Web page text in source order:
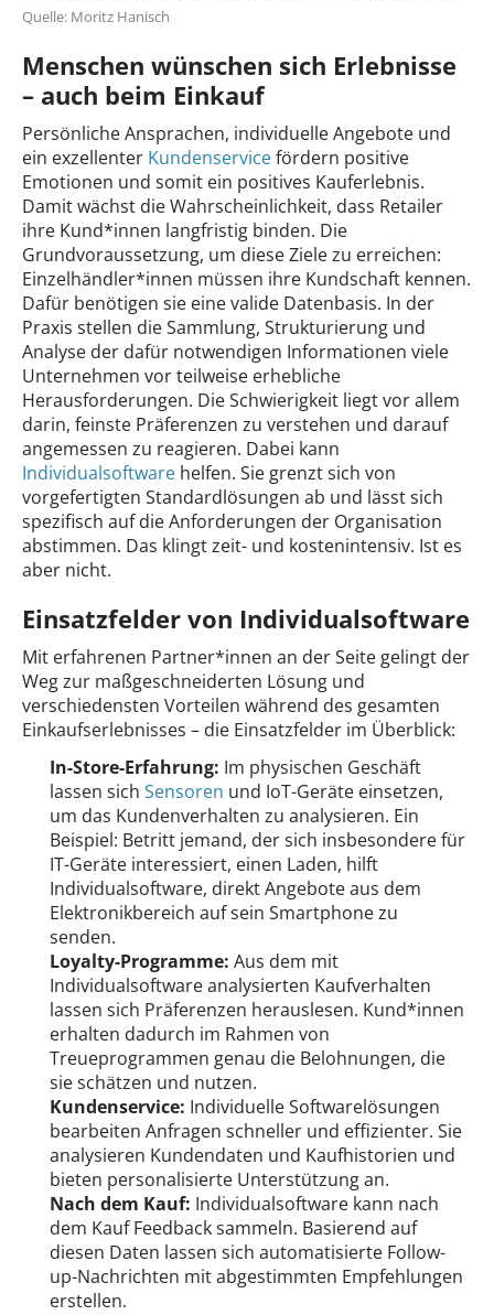
Quelle: Moritz Hanisch
Menschen wünschen sich Erlebnisse
– auch beim Einkauf
Persönliche Ansprachen, individuelle Angebote und
ein exzellenter Kundenservicefördern positive
Emotionen und somit ein positives Kauferlebnis.
Damit wächst die Wahrscheinlichkeit, dass Retailer
ihre Kund*innen langfristig binden. Die
Grundvoraussetzung, um diese Ziele zu erreichen:
Einzelhändler*innen müssen ihre Kundschaft kennen.
Dafür benötigen sie eine valide Datenbasis. In der
Praxis stellen die Sammlung, Strukturierung und
Analyse der dafür notwendigen Informationen viele
Unternehmen vor teilweise erhebliche
Herausforderungen. Die Schwierigkeit liegt vor allem
darin, feinste Präferenzen zu verstehen und darauf
angemessen zu reagieren. Dabei kann
Individualsoftware helfen. Sie grenzt sich von
vorgefertigten Standardlösungen ab und lässt sich
spezifisch auf die Anforderungen der Organisation
abstimmen. Das klingt zeit- und kostenintensiv. Ist es
aber nicht.
Einsatzfelder von Individualsoftware
Mit erfahrenen Partner*innen an der Seite gelingt der
Weg zur maßgeschneiderten Lösung und
verschiedensten Vorteilen während des gesamten
Einkaufserlebnisses – die Einsatzfelder im Überblick:
In-Store-Erfahrung: Im physischen Geschäft
lassen sich Sensoren und IoT-Geräte einsetzen,
um das Kundenverhalten zu analysieren. Ein
Beispiel: Betritt jemand, der sich insbesondere für
IT-Geräte interessiert, einen Laden, hilft
Individualsoftware, direkt Angebote aus dem
Elektronikbereich auf sein Smartphone zu
senden.
Loyalty-Programme: Aus dem mit
Individualsoftware analysierten Kaufverhalten
lassen sich Präferenzen herauslesen. Kund*innen
erhalten dadurch im Rahmen von
Treueprogrammen genau die Belohnungen, die
sie schätzen und nutzen.
Kundenservice: Individuelle Softwarelösungen
bearbeiten Anfragen schneller und effizienter. Sie
analysieren Kundendaten und Kaufhistorien und
bieten personalisierte Unterstützung an.
Nach dem Kauf: Individualsoftware kann nach
dem Kauf Feedback sammeln. Basierend auf
diesen Daten lassen sich automatisierte Follow-
up-Nachrichten mit abgestimmten Empfehlungen
erstellen.